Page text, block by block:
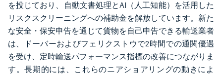
を投じており、自動文書処理とAI（人工知能）を活用した
リスクスクリーニングへの補助金を解放しています。新た
な安全・保安申告を通じて貨物を自己申告できる輸送業者
は、ドーバーおよびフェリクストウで2時間での通関優遇
を受け、定時輸送パフォーマンス指標の改善につながりま
す。長期的には、これらのニアショアリングの動きによ